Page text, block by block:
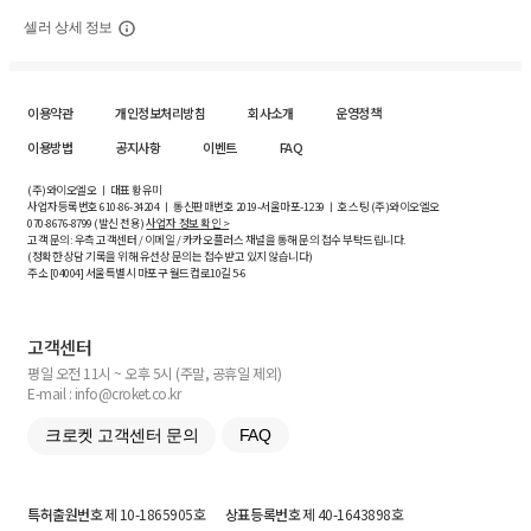
셀러 상세 정보
이용약관 개인정보처리방침 회사소개
운영정책
이용방법
공지사항 이벤트 FAQ
(주)와이오엘오 ㅣ 대표 황유미
사업자등록번호610-86-34204ㅣ 통신판매번호 2019-서울마포-1239 ㅣ 호스팅 (주)와이오엘오
070-8676-8799 (발신 전용)사업자 정보 확인 >
고객 문의: 우측 고객센터 / 이메일 / 카카오플러스 채널을 통해 문의 접수 부탁드립니다.
(정확한 상담 기록을 위해 유선상 문의는 접수받고 있지 않습니다)
주소 [04004] 서울특별시 마포구 월드컵로10길5-6
고객센터
평일 오전 11시 ~ 오후 5시 (주말, 공휴일 제외)
E-mail : info@croket.co.kr
크로켓 고객센터 문의 FAQ
특허출원번호제 10-1865905호 상표등록번호제 40-1643898호